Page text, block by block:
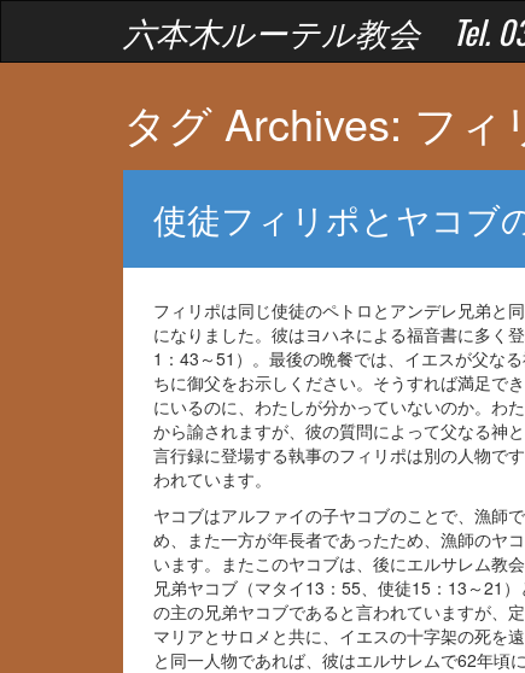
六本木ルーテル教会 Tel.
タグ Archives: フィ
使徒フィリポとヤコブ
フィリポは同じ使徒のペトロとアンデレ兄弟と
になりました。彼はヨハネによる福音書に多く
1：43～51）。最後の晩餐では、イエスが父な
ちに御父をお示しください。そうすれば満足で
にいるのに、わたしが分かっていないのか。わ
から諭されますが、彼の質問によって父なる神
言行録に登場する執事のフィリポは別の人物で
われています。
ヤコブはアルファイの子ヤコブのことで、漁師
め、また一方が年長者であったため、漁師のヤ
います。またこのヤコブは、後にエルサレム教
兄弟ヤコブ（マタイ13：55、使徒15：13～21
の主の兄弟ヤコブであると言われていますが、
マリアとサロメと共に、イエスの十字架の死を
と同一人物であれば、彼はエルサレムで62年頃